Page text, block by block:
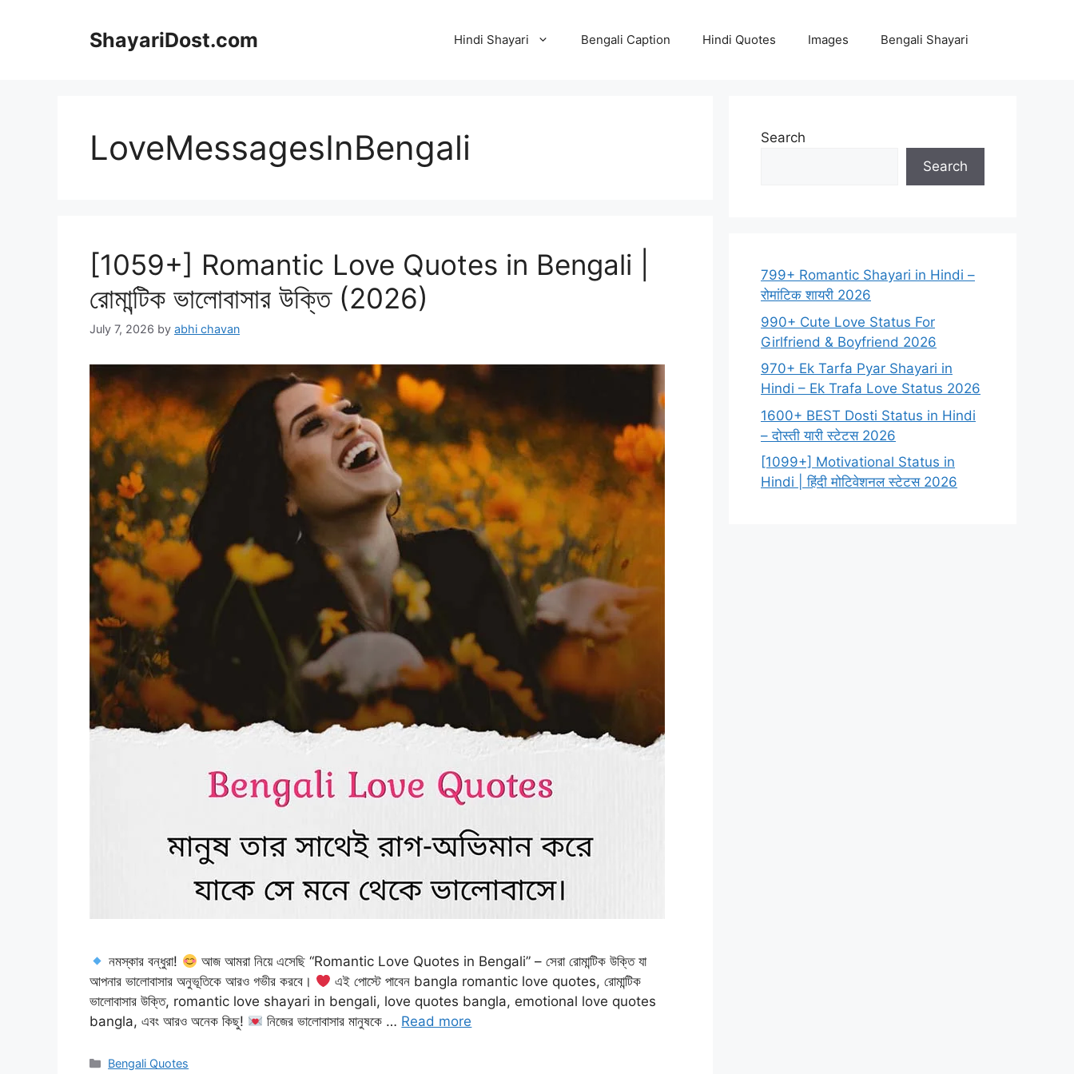
ShayariDost.com Hindi Shayari Bengali Caption Hindi Quotes Images Bengali Shayari
LoveMessagesInBengali
[1059+] Romantic Love Quotes in Bengali |
রোমান্টিক ভালোবাসার উক্তি (2026)
July 7, 2026 by abhi chavan
নমস্কার বন্ধুরা!
আজ আমরা নিয়ে এসেছি “Romantic Love Quotes in Bengali” – সেরা রোমান্টিক উক্তি যা
আপনার ভালোবাসার অনুভূতিকে আরও গভীর করবে।
এই পোস্টে পাবেন bangla romantic love quotes, রোমান্টিক
ভালোবাসার উক্তি, romantic love shayari in bengali, love quotes bangla, emotional love quotes
bangla, এবং আরও অনেক কিছু!
নিজের ভালোবাসার মানুষকে … Read more
Categories
Bengali Quotes
Search
Search
799+ Romantic Shayari in Hindi –
रोमांटिक शायरी 2026
990+ Cute Love Status For
Girlfriend & Boyfriend 2026
970+ Ek Tarfa Pyar Shayari in
Hindi – Ek Trafa Love Status 2026
1600+ BEST Dosti Status in Hindi
– दोस्ती यारी स्टेटस 2026
[1099+] Motivational Status in
Hindi | हिंदी मोटिवेशनल स्टेटस 2026